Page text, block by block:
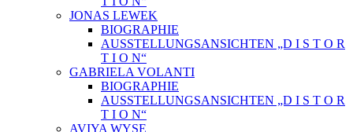
JONAS LEWEK
BIOGRAPHIE
AUSSTELLUNGSANSICHTEN „D I S T O R
T I O N“
GABRIELA VOLANTI
BIOGRAPHIE
AUSSTELLUNGSANSICHTEN „D I S T O R
T I O N“
AVIYA WYSE